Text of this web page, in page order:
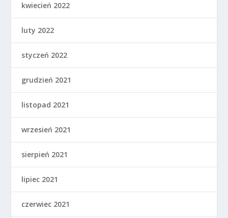
kwiecień 2022
luty 2022
styczeń 2022
grudzień 2021
listopad 2021
wrzesień 2021
sierpień 2021
lipiec 2021
czerwiec 2021